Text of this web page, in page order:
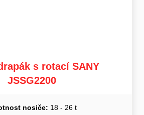
s rotací SANY
JSSG2200
nosiče: 18 - 26 t